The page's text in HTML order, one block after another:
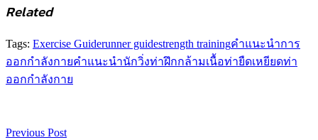
Related
Tags: Exercise Guiderunner guidestrength trainingคำแนะนำการ
ออกกำลังกายคำแนะนำนักวิ่งท่าฝึกกล้ามเนื้อท่ายืดเหยียดท่า
ออกกำลังกาย
Previous Post